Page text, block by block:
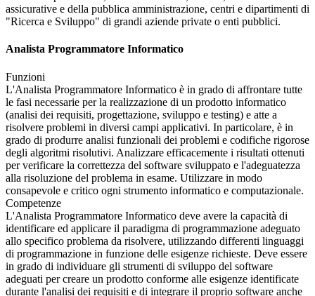
assicurative e della pubblica amministrazione, centri e dipartimenti di
"Ricerca e Sviluppo" di grandi aziende private o enti pubblici.
Analista Programmatore Informatico
Funzioni
L'Analista Programmatore Informatico è in grado di affrontare tutte
le fasi necessarie per la realizzazione di un prodotto informatico
(analisi dei requisiti, progettazione, sviluppo e testing) e atte a
risolvere problemi in diversi campi applicativi. In particolare, è in
grado di produrre analisi funzionali dei problemi e codifiche rigorose
degli algoritmi risolutivi. Analizzare efficacemente i risultati ottenuti
per verificare la correttezza del software sviluppato e l'adeguatezza
alla risoluzione del problema in esame. Utilizzare in modo
consapevole e critico ogni strumento informatico e computazionale.
Competenze
L'Analista Programmatore Informatico deve avere la capacità di
identificare ed applicare il paradigma di programmazione adeguato
allo specifico problema da risolvere, utilizzando differenti linguaggi
di programmazione in funzione delle esigenze richieste. Deve essere
in grado di individuare gli strumenti di sviluppo del software
adeguati per creare un prodotto conforme alle esigenze identificate
durante l'analisi dei requisiti e di integrare il proprio software anche